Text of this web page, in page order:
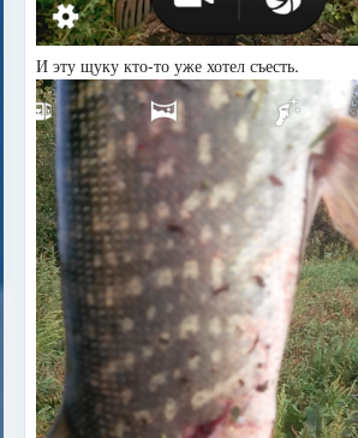
И эту щуку кто-то уже хотел съесть.